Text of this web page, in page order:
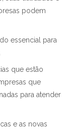
podem
essencial para
que estão
que
para atender
e as novas